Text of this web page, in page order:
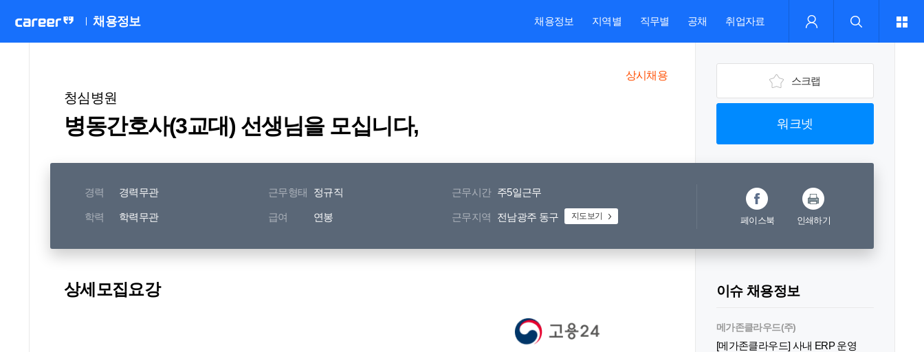
채용정보 채용정보 지역별 직무별 공채 취업자료
청심병원
병동간호사(3교대) 선생님을 모십니다,
상시채용 스크랩
워크넷
경력 경력무관 근무형태 정규직 근무시간 주5일근무
학력 학력무관 급여 연봉 근무지역 전남광주 동구 지도보기 페이스북 인쇄하기
상세모집요강 이슈 채용정보
메가존클라우드(주)
[메가존클라우드] 사내 ERP 운영